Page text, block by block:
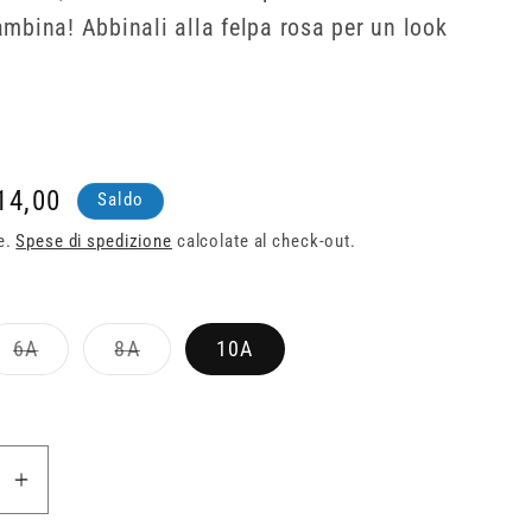
Abbinali alla felpa rosa per un look
Saldo
Spese di spedizione calcolate al check-out.
6AVariante
esaurita
8AVariante
esaurita
10A
Aumenta
quantità